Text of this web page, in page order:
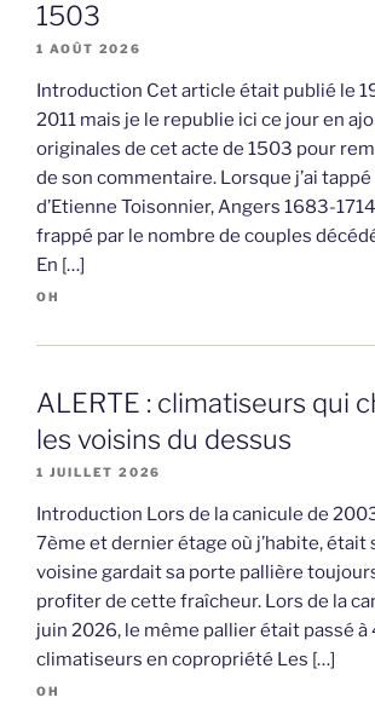
1503
1 AOÛT 2026
Introduction Cet article était publié le
2011 mais je le republie ici ce jour en
originales de cet acte de 1503 pour
de son commentaire. Lorsque j’ai tappé
d’Etienne Toisonnier, Angers 1683-
frappé par le nombre de couples
En […]
OH
ALERTE : climatiseurs qui
les voisins du dessus
1 JUILLET 2026
Introduction Lors de la canicule de
7ème et dernier étage où j’habite, était
voisine gardait sa porte pallière
profiter de cette fraîcheur. Lors de la
juin 2026, le même pallier était passé à
climatiseurs en copropriété Les […]
OH